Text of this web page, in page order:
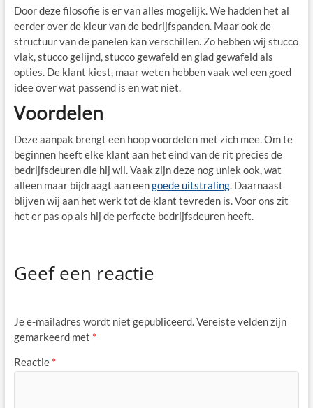
Door deze filosofie is er van alles mogelijk. We hadden het al
eerder over de kleur van de bedrijfspanden. Maar ook de
structuur van de panelen kan verschillen. Zo hebben wij stucco
vlak, stucco gelijnd, stucco gewafeld en glad gewafeld als
opties. De klant kiest, maar weten hebben vaak wel een goed
idee over wat passend is en wat niet.
Voordelen
Deze aanpak brengt een hoop voordelen met zich mee. Om te
beginnen heeft elke klant aan het eind van de rit precies de
bedrijfsdeuren die hij wil. Vaak zijn deze nog uniek ook, wat
alleen maar bijdraagt aan eengoede uitstraling. Daarnaast
blijven wij aan het werk tot de klant tevreden is. Voor ons zit
het er pas op als hij de perfecte bedrijfsdeuren heeft.
Geef een reactie
Je e-mailadres wordt niet gepubliceerd.Vereiste velden zijn
gemarkeerd met *
Reactie *